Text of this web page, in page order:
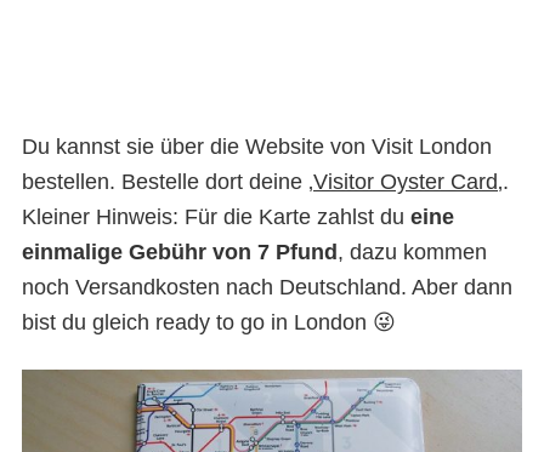
Du kannst sie über die Website von Visit London
bestellen. Bestelle dort deine ‚Visitor Oyster Card‚.
Kleiner Hinweis: Für die Karte zahlst du eine
einmalige Gebühr von 7 Pfund , dazu kommen
noch Versandkosten nach Deutschland. Aber dann
bist du gleich ready to go in London 😜